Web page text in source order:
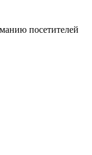
посетителей